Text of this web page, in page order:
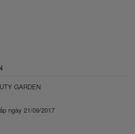
GARDEN
ngày 21/09/2017